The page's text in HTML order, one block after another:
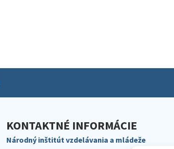
KONTAKTNÉ INFORMÁCIE
Národný inštitút vzdelávania a mládeže